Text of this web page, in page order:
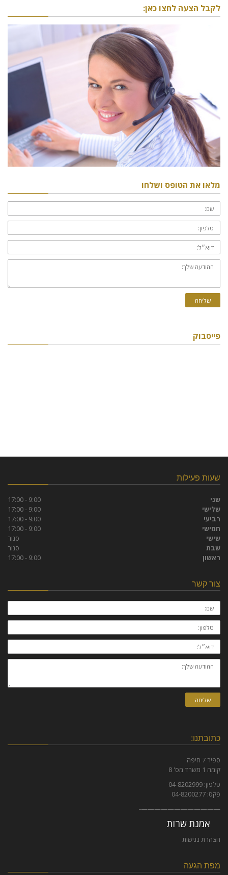
לקבל הצעה לחצו כאן:
מלאו את הטופס ושלחו
שם:
טלפון:
דוא״ל:
ההודעה
שלך:
שליחה
פייסבוק
שעות פעילות
שני
9:00 - 17:00
שלישי
9:00 - 17:00
רביעי
9:00 - 17:00
חמישי
9:00 - 17:00
שישי
סגור
שבת
סגור
ראשון
9:00 - 17:00
צור קשר
שם:
טלפון:
דוא״ל:
ההודעה
שלך:
שליחה
כתובתנו:
ספיר 7 חיפה
קומה 1 משרד מס' 8
טלפון: 04-8202999
פקס: 04-8200277
————————————-
אמנת שרות
הצהרת נגישות
מפת הגעה